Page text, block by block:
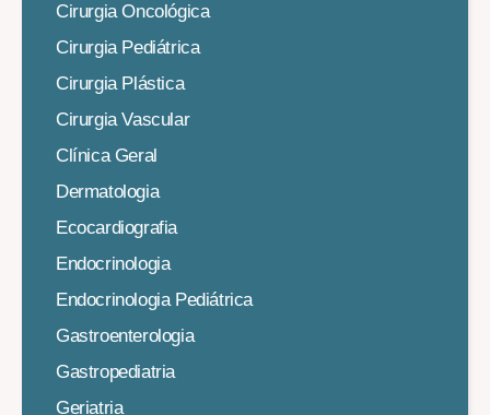
Cirurgia Oncológica
Cirurgia Pediátrica
Cirurgia Plástica
Cirurgia Vascular
Clínica Geral
Dermatologia
Ecocardiografia
Endocrinologia
Endocrinologia Pediátrica
Gastroenterologia
Gastropediatria
Geriatria